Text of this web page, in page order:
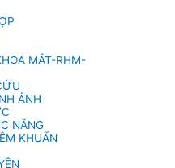
MẮT-RHM-
ẢNH
NĂNG
KHUẨN